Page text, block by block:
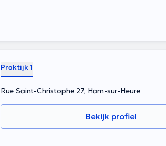
Praktijk 1
Rue Saint-Christophe 27, Ham-sur-Heure
Bekijk profiel